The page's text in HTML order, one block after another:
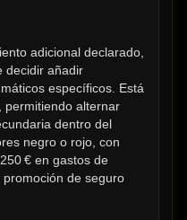
adicional declarado,
decidir añadir
específicos. Está
permitiendo alternar
dentro del
negro o rojo, con
€ en gastos de
de seguro